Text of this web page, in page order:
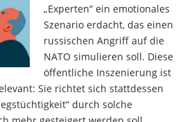
„Experten“ ein emotionales
Szenario erdacht, das einen
russischen Angriff auf die
NATO simulieren soll. Diese
öffentliche Inszenierung ist
Sie richtet sich stattdessen
durch solche